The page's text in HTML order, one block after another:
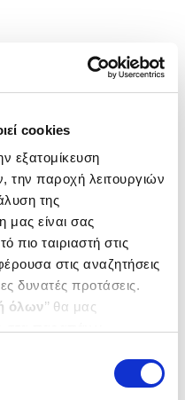
cookies
εξατομίκευση
την παροχή λειτουργιών
της
μας είναι σας
πιο ταιριαστή στις
στις αναζητήσεις
δυνατές προτάσεις.
όλων’’ θα μας
τα παρακάτω με την
ενημερωθείτε σχετικά με